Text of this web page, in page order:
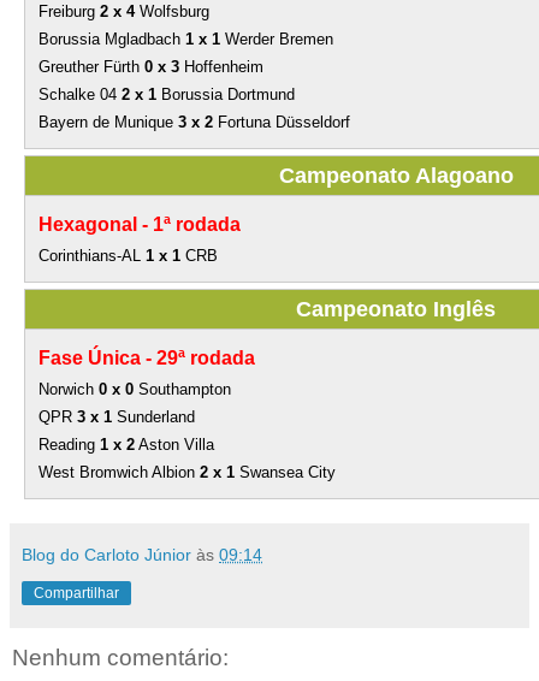
Freiburg 2 x 4Wolfsburg
Borussia Mgladbach 1 x 1Werder Bremen
Greuther Fürth 0 x 3Hoffenheim
Schalke 04 2 x 1Borussia Dortmund
Bayern de Munique 3 x 2Fortuna Düsseldorf
Campeonato Alagoano
Hexagonal - 1ª rodada
Corinthians-AL 1 x 1CRB
Campeonato Inglês
Fase Única - 29ª rodada
Norwich 0 x 0Southampton
QPR 3 x 1Sunderland
Reading 1 x 2Aston Villa
West Bromwich Albion 2 x 1Swansea City
Blog do Carloto Júnior às 09:14
Compartilhar
Nenhum comentário: